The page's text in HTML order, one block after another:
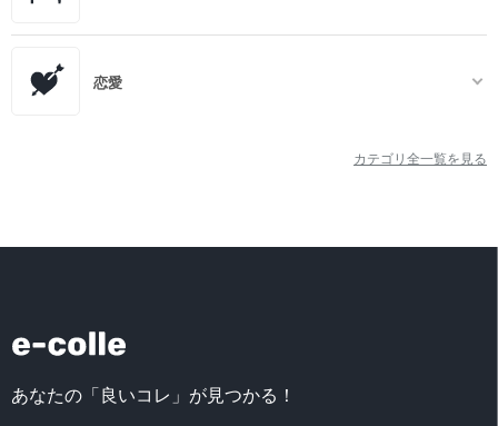
恋愛
カテゴリ全一覧を見る
あなたの「良いコレ」が見つかる！